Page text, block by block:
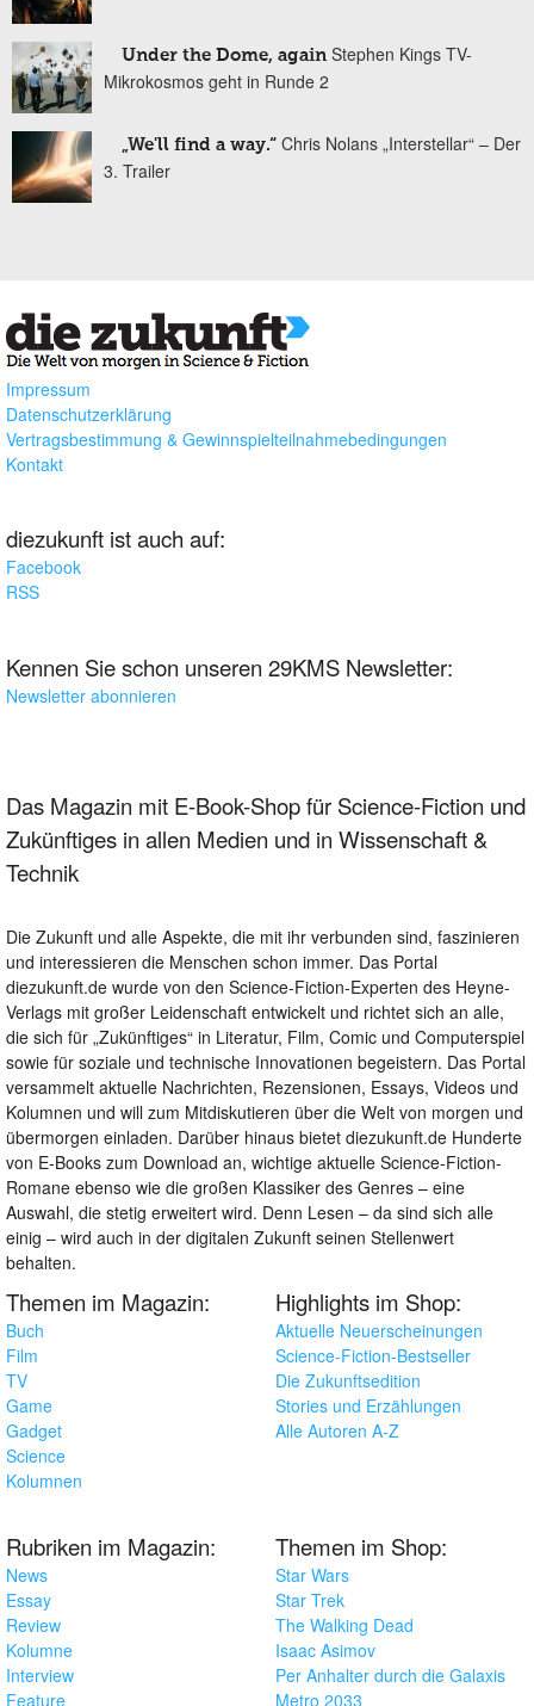
Under the Dome, again Stephen Kings TV-
Mikrokosmos geht in Runde 2
„We'll find a way.“ Chris Nolans „Interstellar“ – Der
3. Trailer
Impressum
Datenschutzerklärung
Vertragsbestimmung & Gewinnspielteilnahmebedingungen
Kontakt
diezukunft ist auch auf:
Facebook
RSS
Kennen Sie schon unseren 29KMS Newsletter:
Newsletter abonnieren
Das Magazin mit E-Book-Shop für Science-Fiction und
Zukünftiges in allen Medien und in Wissenschaft &
Technik
Die Zukunft und alle Aspekte, die mit ihr verbunden sind, faszinieren
und interessieren die Menschen schon immer. Das Portal
diezukunft.de wurde von den Science-Fiction-Experten des Heyne-
Verlags mit großer Leidenschaft entwickelt und richtet sich an alle,
die sich für „Zukünftiges“ in Literatur, Film, Comic und Computerspiel
sowie für soziale und technische Innovationen begeistern. Das Portal
versammelt aktuelle Nachrichten, Rezensionen, Essays, Videos und
Kolumnen und will zum Mitdiskutieren über die Welt von morgen und
übermorgen einladen. Darüber hinaus bietet diezukunft.de Hunderte
von E-Books zum Download an, wichtige aktuelle Science-Fiction-
Romane ebenso wie die großen Klassiker des Genres – eine
Auswahl, die stetig erweitert wird. Denn Lesen – da sind sich alle
einig – wird auch in der digitalen Zukunft seinen Stellenwert
behalten.
Themen im Magazin:
Buch
Film
TV
Game
Gadget
Science
Kolumnen
Highlights im Shop:
Aktuelle Neuerscheinungen
Science-Fiction-Bestseller
Die Zukunftsedition
Stories und Erzählungen
Alle Autoren A-Z
Rubriken im Magazin:
News
Essay
Review
Kolumne
Interview
Feature
Themen im Shop:
Star Wars
Star Trek
The Walking Dead
Isaac Asimov
Per Anhalter durch die Galaxis
Metro 2033